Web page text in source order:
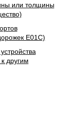
или толщины
E01C)
другим